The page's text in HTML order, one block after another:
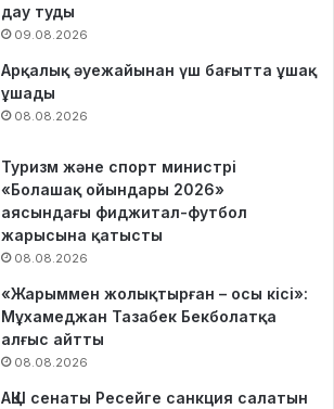
дау туды
09.08.2026
Арқалық әуежайынан үш бағытта ұшақ
ұшады
08.08.2026
Туризм және спорт министрі
«Болашақ ойындары 2026»
аясындағы фиджитал-футбол
жарысына қатысты
08.08.2026
«Жарыммен жолықтырған – осы кісі»:
Мұхамеджан Тазабек Бекболатқа
алғыс айтты
08.08.2026
АҚШ сенаты Ресейге санкция салатын